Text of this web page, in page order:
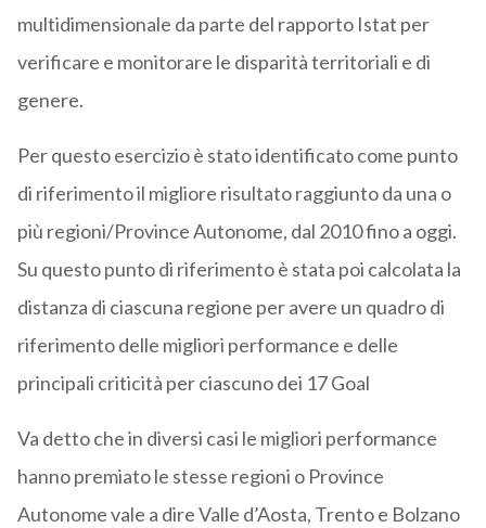
multidimensionale da parte del rapporto Istat per
verificare e monitorare le disparità territoriali e di
genere.
Per questo esercizio è stato identificato come punto
di riferimento il migliore risultato raggiunto da una o
più regioni/Province Autonome, dal 2010 fino a oggi.
Su questo punto di riferimento è stata poi calcolata la
distanza di ciascuna regione per avere un quadro di
riferimento delle migliori performance e delle
principali criticità per ciascuno dei 17 Goal
Va detto che in diversi casi le migliori performance
hanno premiato le stesse regioni o Province
Autonome vale a dire Valle d’Aosta, Trento e Bolzano